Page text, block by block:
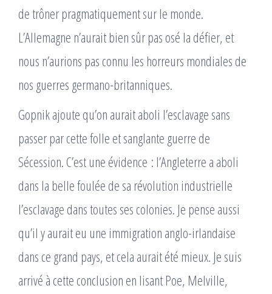
de trôner pragmatiquement sur le monde.
L’Allemagne n’aurait bien sûr pas osé la défier, et
nous n’aurions pas connu les horreurs mondiales de
nos guerres germano-britanniques.
Gopnik ajoute qu’on aurait aboli l’esclavage sans
passer par cette folle et sanglante guerre de
Sécession. C’est une évidence : l’Angleterre a aboli
dans la belle foulée de sa révolution industrielle
l’esclavage dans toutes ses colonies. Je pense aussi
qu’il y aurait eu une immigration anglo-irlandaise
dans ce grand pays, et cela aurait été mieux. Je suis
arrivé à cette conclusion en lisant Poe, Melville,